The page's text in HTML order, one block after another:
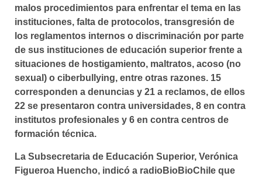
malos procedimientos para enfrentar el tema en las
instituciones, falta de protocolos, transgresión de
los reglamentos internos o discriminación por parte
de sus instituciones de educación superior frente a
situaciones de hostigamiento, maltratos, acoso (no
sexual) o ciberbullying, entre otras razones. 15
corresponden a denuncias y 21 a reclamos, de ellos
22 se presentaron contra universidades, 8 en contra
institutos profesionales y 6 en contra centros de
formación técnica.
La Subsecretaria de Educación Superior, Verónica
Figueroa Huencho, indicó a radioBioBioChile que